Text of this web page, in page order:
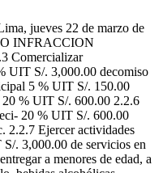
jueves 22 de marzo de
INFRACCION
Comercializar
UIT S/. 3,000.00 decomiso
5 % UIT S/. 150.00
20 % UIT S/. 600.00 2.2.6
20 % UIT S/. 600.00
2.2.7 Ejercer actividades
. 3,000.00 de servicios en
a menores de edad, a